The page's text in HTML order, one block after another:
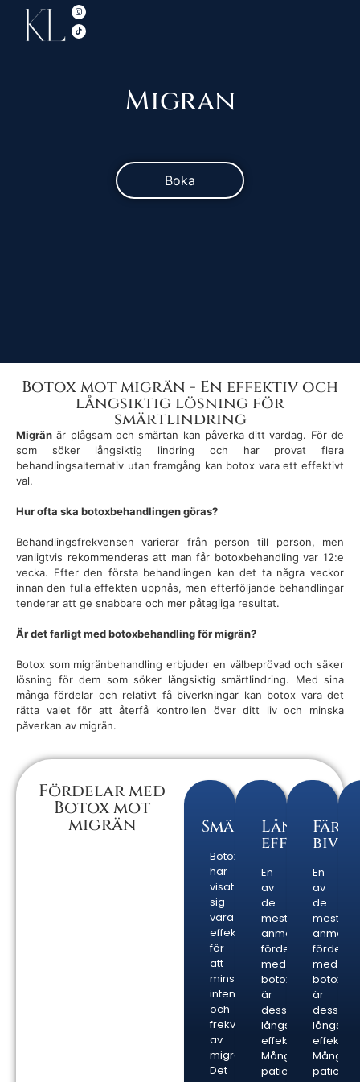
Migran
Boka
Botox mot migrän - En effektiv och
långsiktig lösning för
smärtlindring
Migrän är plågsam och smärtan kan påverka ditt vardag. För de
som söker långsiktig lindring och har provat flera
behandlingsalternativ utan framgång kan botox vara ett effektivt
val.
Hur ofta ska botoxbehandlingen göras?
Behandlingsfrekvensen varierar från person till person, men
vanligtvis rekommenderas att man får botoxbehandling var 12:e
vecka. Efter den första behandlingen kan det ta några veckor
innan den fulla effekten uppnås, men efterföljande behandlingar
tenderar att ge snabbare och mer påtagliga resultat.
Är det farligt med botoxbehandling för migrän?
Botox som migränbehandling erbjuder en välbeprövad och säker
lösning för dem som söker långsiktig smärtlindring. Med sina
många fördelar och relativt få biverkningar kan botox vara det
rätta valet för att återfå kontrollen över ditt liv och minska
påverkan av migrän.
Fördelar med
Botox mot
migrän Smärtlindring
Botox
har
visat
sig
vara
effektivt
för
att
minska
intensiteten
och
frekvensen
av
migränattacker.
Det
Långvarig
effekt
En
av
de
mest
fördelarna
med
botoxbehandling
är
dess
långsiktiga
effekt.
Många
patienter
Färre
En
av
de
mest
med
är
dess
effekt.
Många
patienter
Välj din KL Skin
Treatments klinik
Eriksberg, Göteborg
Linnéstaden, Göteborg
Fridhemsplan, Stockholm